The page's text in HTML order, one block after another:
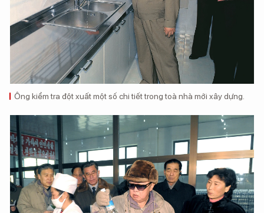
Ông kiểm tra đột xuất một số chi tiết trong toà nhà mới xây dựng.